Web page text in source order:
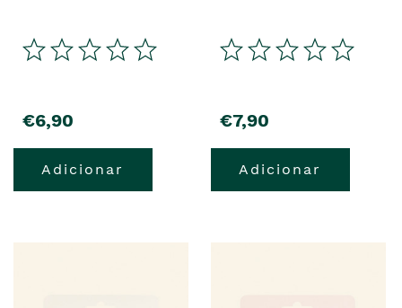
€6,90
Adicionar
€7,90
Adicionar